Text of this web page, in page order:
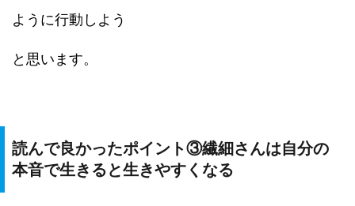
ように行動しよう
と思います。
読んで良かったポイント③繊細さんは自分の
本音で生きると生きやすくなる